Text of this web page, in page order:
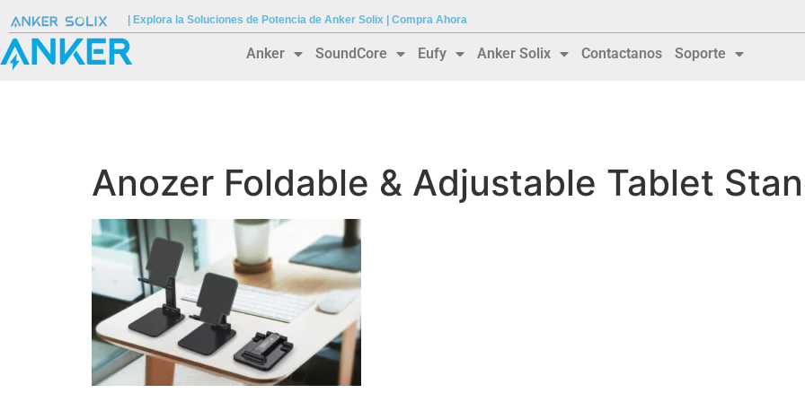
| Explora la Soluciones de Potencia de Anker Solix | Compra Ahora
Anker SoundCore Eufy Anker Solix Contactanos Soporte
Anozer Foldable & Adjustable Tablet